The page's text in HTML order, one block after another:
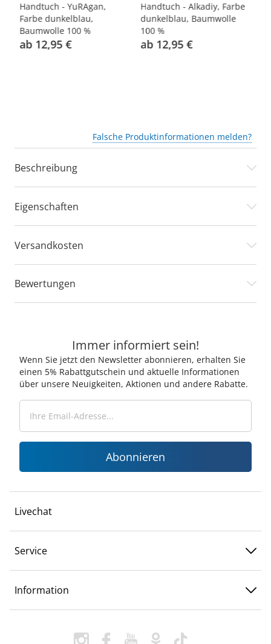
Handtuch - YuRAgan,
Farbe dunkelblau,
Baumwolle 100 %
ab 12,95 €
Handtuch - Alkadiy, Farbe
dunkelblau, Baumwolle
100 %
ab 12,95 €
Falsche Produktinformationen melden?
Beschreibung
Eigenschaften
Versandkosten
Bewertungen
Immer informiert sein!
Wenn Sie jetzt den Newsletter abonnieren, erhalten Sie
einen 5% Rabattgutschein und aktuelle Informationen
über unsere Neuigkeiten, Aktionen und andere Rabatte.
Abonnieren
Livechat
Service
Information